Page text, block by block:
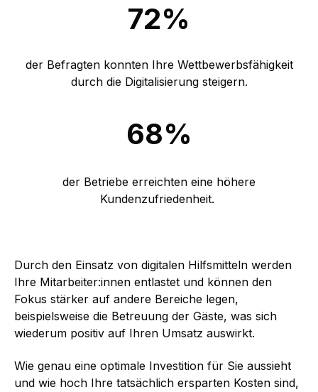
72%
der Befragten konnten Ihre Wettbewerbsfähigkeit
durch die Digitalisierung steigern.
68%
der Betriebe erreichten eine höhere
Kundenzufriedenheit.
Durch den Einsatz von digitalen Hilfsmitteln werden
Ihre Mitarbeiter:innen entlastet und können den
Fokus stärker auf andere Bereiche legen,
beispielsweise die Betreuung der Gäste, was sich
wiederum positiv auf Ihren Umsatz auswirkt.
Wie genau eine optimale Investition für Sie aussieht
und wie hoch Ihre tatsächlich ersparten Kosten sind,